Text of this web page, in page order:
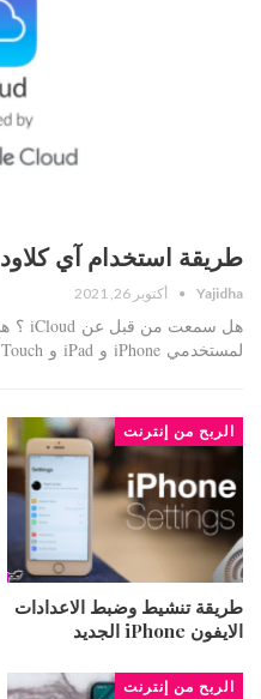
طريقة استخدام آي كلاود iCloud
Yajidha أكتوبر 26, 2021
لمستخدمي iPhone و iPad و iPod Touch و macOS وحتى…
الربح من إنترنت
طريقة تنشيط وضبط الاعدادات
الايفون iPhone الجديد
الربح من إنترنت